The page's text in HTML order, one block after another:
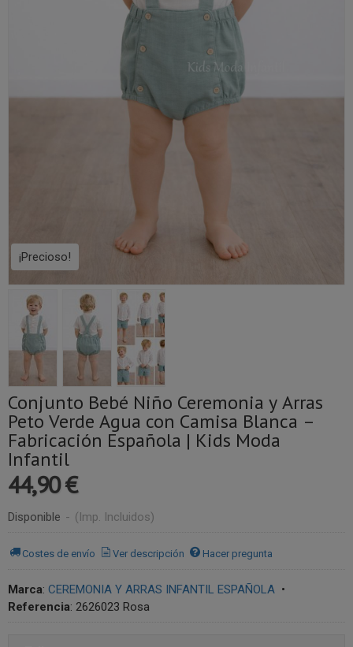
¡Precioso!
Conjunto Bebé Niño Ceremonia y Arras
Peto Verde Agua con Camisa Blanca –
Fabricación Española | Kids Moda
Infantil
44,90 €
Disponible - (Imp. Incluidos)
Costes de envío Ver descripción Hacer pregunta
Marca: CEREMONIA Y ARRAS INFANTIL ESPAÑOLA •
Referencia: 2626023 Rosa